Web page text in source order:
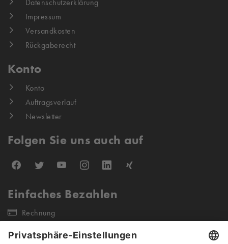
Datenschutzerklärung
Impressum
Versandkosten
Rückgaberecht
Konto
Konto
Auftragsverlauf
Newsletter
Folgen Sie uns auch auf
Einfaches Bezahlen
Rechnung
Unsere Versandpartner